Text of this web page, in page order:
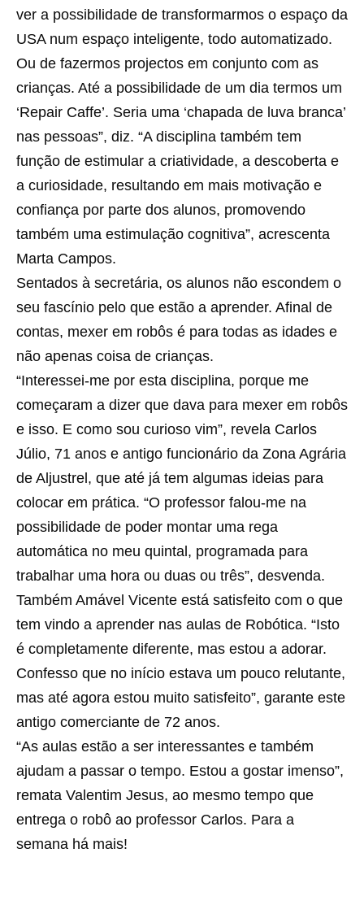
ver a possibilidade de transformarmos o espaço da
USA num espaço inteligente, todo automatizado.
Ou de fazermos projectos em conjunto com as
crianças. Até a possibilidade de um dia termos um
‘Repair Caffe’. Seria uma ‘chapada de luva branca’
nas pessoas”, diz. “A disciplina também tem
função de estimular a criatividade, a descoberta e
a curiosidade, resultando em mais motivação e
confiança por parte dos alunos, promovendo
também uma estimulação cognitiva”, acrescenta
Marta Campos.
Sentados à secretária, os alunos não escondem o
seu fascínio pelo que estão a aprender. Afinal de
contas, mexer em robôs é para todas as idades e
não apenas coisa de crianças.
“Interessei-me por esta disciplina, porque me
começaram a dizer que dava para mexer em robôs
e isso. E como sou curioso vim”, revela Carlos
Júlio, 71 anos e antigo funcionário da Zona Agrária
de Aljustrel, que até já tem algumas ideias para
colocar em prática. “O professor falou-me na
possibilidade de poder montar uma rega
automática no meu quintal, programada para
trabalhar uma hora ou duas ou três”, desvenda.
Também Amável Vicente está satisfeito com o que
tem vindo a aprender nas aulas de Robótica. “Isto
é completamente diferente, mas estou a adorar.
Confesso que no início estava um pouco relutante,
mas até agora estou muito satisfeito”, garante este
antigo comerciante de 72 anos.
“As aulas estão a ser interessantes e também
ajudam a passar o tempo. Estou a gostar imenso”,
remata Valentim Jesus, ao mesmo tempo que
entrega o robô ao professor Carlos. Para a
semana há mais!